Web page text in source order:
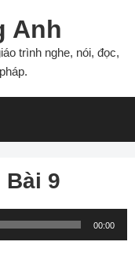
Anh
trình nghe, nói, đọc,
9
00:00